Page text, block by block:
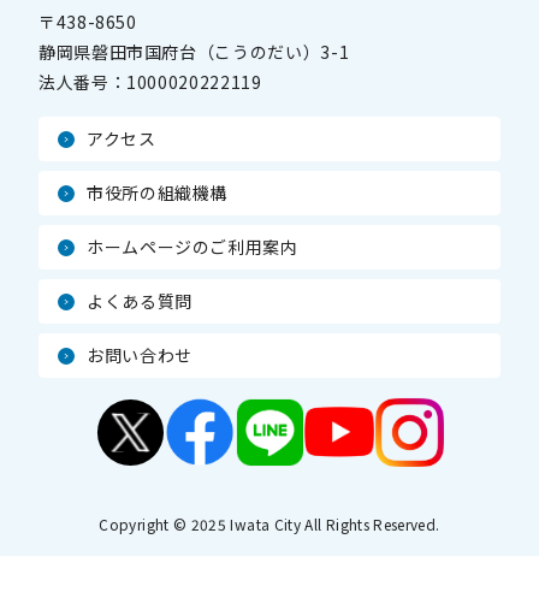
〒438-8650
静岡県磐田市国府台（こうのだい）3-1
法人番号： 1000020222119
アクセス
市役所の組織機構
ホームページのご利用案内
よくある質問
お問い合わせ
Copyright © 2025 Iwata City All Rights Reserved.